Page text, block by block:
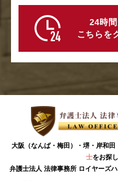
24時
こちらを
大阪（なんば・梅田）・堺・岸和田
士をお探
弁護士法人 法律事務所 ロイヤーズ